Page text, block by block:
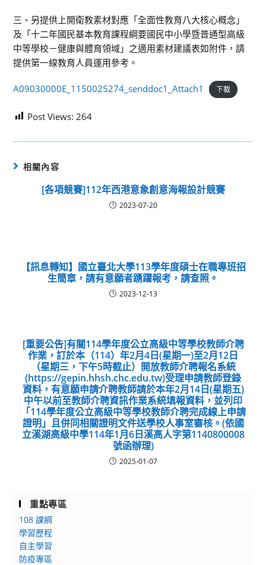
三、另提供上開衛教素材對應「全面性教育八大核心概念」
及「十二年國民基本教育課程綱要國民中小學暨普通型高級
中等學校－健康與體育領域」之適用素材建議表如附件，請
提供第一線教育人員運用參考。
A09030000E_1150025274_senddoc1_Attach1 下載
Post Views: 264
相關內容
[各項競賽]112年西港意象創意海報設計競賽
2023-07-20
【訊息轉知】國立臺北大學113學年度碩士在職專班招
生簡章，請有意願者踴躍報考，請查照。
2023-12-13
[重要公告]有關114學年度公立高級中等學校教師介聘
作業，訂於本（114）年2月4日(星期一)至2月12日
（星期三，下午5時截止）開放教師介聘報名系統
(https://gepin.hhsh.chc.edu.tw)受理申請教師登錄
資料，有意願申請介聘教師請於本年2月14日(星期五)
中午以前至教師介聘資訊作業系統填報資料，並列印
「114學年度公立高級中等學校教師介聘完成線上申請
證明」且併同相關證明文件送學校人事室審核。(依國
立溪湖高級中學114年1月6日溪高人字第1140800008
號函辦理)
2025-01-07
重點專區
108 課綱
學習歷程
自主學習
防疫專區